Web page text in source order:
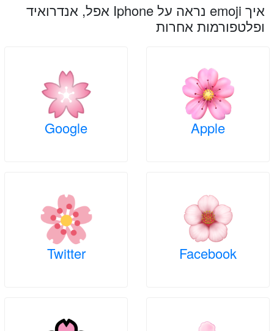
איך emoji נראה על Iphone אפל, אנדרואיד
ופלטפורמות אחרות
Apple
Google
Facebook
Twitter